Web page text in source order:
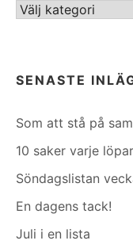
Kategorier
SENASTE
Som att stå på
10 saker varje
Söndagslistan
En dagens tack!
Juli i en lista